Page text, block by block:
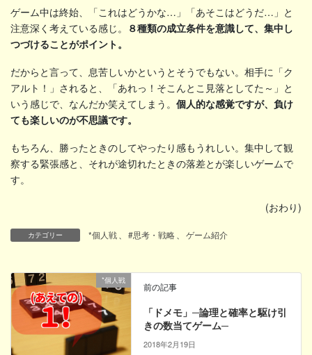
ゲーム中は終始、「これはどうかな…」「あそこはどうだ…」と
注意深く考えている感じ。 ８種類の成立条件を意識して、集中し
つづけることがポイント。
だからと言って、息苦しいかというとそうでもない。相手に「ク
アルト！」されると、「あれっ！そこんとこ見落としてた～」と
いう感じで、なんだか笑えてしまう。 個人的な感覚ですが、負け
ても楽しいのが不思議です。
もちろん、勝ったときのしてやったり感もうれしい。集中して観
察する緊張感と、それが途切れたときの落差とが楽しいゲームで
す。
(おわり)
カテゴリー *個人戦、 #思考・戦略、 ゲーム紹介
*個人戦
前の記事
「ドメモ」─論理と確率と駆け引
きの数当てゲーム─
2018年2月19日